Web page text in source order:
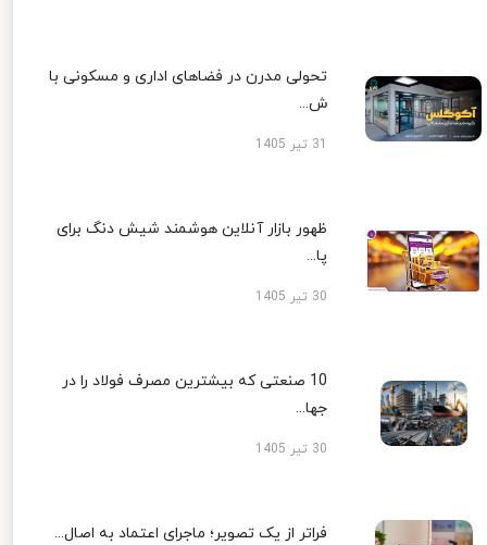
تحولی مدرن در فضاهای اداری و مسکونی با
ش...
ظهور بازار آنلاین هوشمند شیش دنگ برای
پا...
30 تیر 1405
10 صنعتی که بیشترین مصرف فولاد را در
جها...
30 تیر 1405
فراتر از یک تصویر؛ ماجرای اعتماد به اصال...